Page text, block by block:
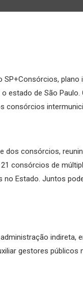
plano
estado de São Paulo.
consórcios
dos consórcios,
consórcios de
no Estado. Juntos
indireta,
gestores públicos